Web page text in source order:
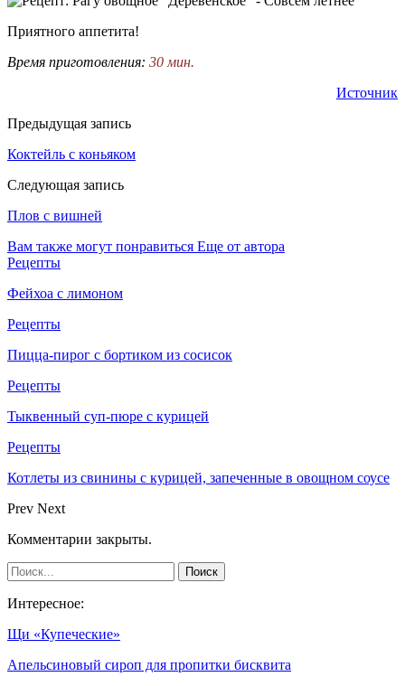
Приятного аппетита!
Время приготовления: 30 мин.
Источник
Предыдущая запись
Коктейль с коньяком
Следующая запись
Плов с вишней
Вам также могут понравиться Еще от автора
Рецепты
Фейхоа с лимоном
Рецепты
Пицца-пирог с бортиком из сосисок
Рецепты
Тыквенный суп-пюре с курицей
Рецепты
Котлеты из свинины с курицей, запеченные в овощном соусе
Prev Next
Комментарии закрыты.
Интересное:
Щи «Купеческие»
Апельсиновый сироп для пропитки бисквита